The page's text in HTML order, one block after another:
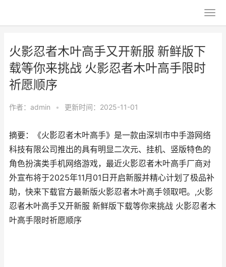
火影忍者木叶高手又开新服 新鲜版下
载等你来挑战 火影忍者木叶高手限时
祈愿顺序
作者： admin • 更新时间：2025-11-01
摘要：《火影忍者木叶高手》是一款由深圳市中手游网络
科技有限公司推出的具有明显二次元、挂机、竖版特色的
角色扮演类手机网络游戏，最近火影忍者木叶高手厂商对
外宣布将于2025年11月01日开启新服并精心计划了极品补
助，快来下载官方最新版火影忍者木叶高手领取吧。,火影
忍者木叶高手又开新服 新鲜版下载等你来挑战 火影忍者木
叶高手限时祈愿顺序